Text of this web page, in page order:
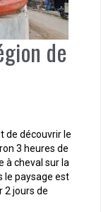
de
de découvrir le
3 heures de
à cheval sur la
le paysage est
2 jours de